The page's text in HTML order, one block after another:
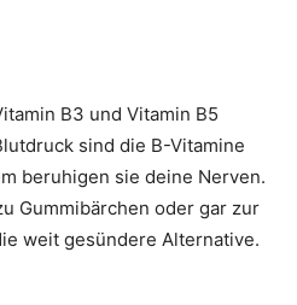
B3 und Vitamin B5
sind die B-Vitamine
beruhigen sie deine Nerven.
Gummibärchen oder gar zur
weit gesündere Alternative.